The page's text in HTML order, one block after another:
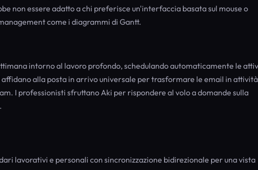
non essere adatto a chi preferisce un'interfaccia basata sul mouse o
come i diagrammi di Gantt.
intorno al lavoro profondo, schedulando automaticamente le
alla posta in arrivo universale per trasformare le email in
I professionisti sfruttano Aki per rispondere al volo a domande sulla
lavorativi e personali con sincronizzazione bidirezionale per una vista